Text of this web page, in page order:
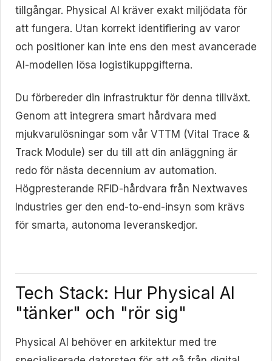
tillgångar. Physical AI kräver exakt miljödata för
att fungera. Utan korrekt identifiering av varor
och positioner kan inte ens den mest avancerade
AI-modellen lösa logistikuppgifterna.
Du förbereder din infrastruktur för denna tillväxt.
Genom att integrera smart hårdvara med
mjukvarulösningar som vår VTTM (Vital Trace &
Track Module) ser du till att din anläggning är
redo för nästa decennium av automation.
Högpresterande RFID-hårdvara från Nextwaves
Industries ger den end-to-end-insyn som krävs
för smarta, autonoma leveranskedjor.
Tech Stack: Hur Physical AI
"tänker" och "rör sig"
Physical AI behöver en arkitektur med tre